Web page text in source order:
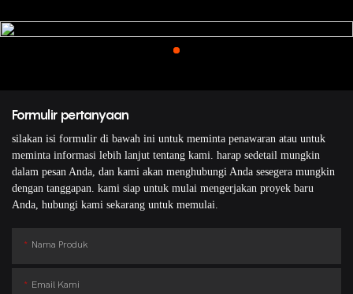
Formulir pertanyaan
silakan isi formulir di bawah ini untuk meminta penawaran atau untuk
meminta informasi lebih lanjut tentang kami. harap sedetail mungkin
dalam pesan Anda, dan kami akan menghubungi Anda sesegera mungkin
dengan tanggapan. kami siap untuk mulai mengerjakan proyek baru
Anda, hubungi kami sekarang untuk memulai.
Nama Produk
Email Kami